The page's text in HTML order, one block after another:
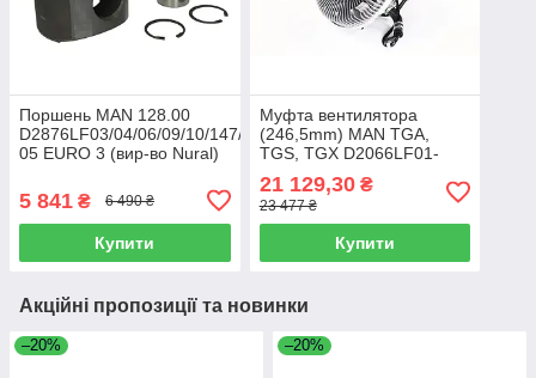
Поршень MAN 128.00
D2876LF03/04/06/09/10/147/17LOH02-
05 EURO 3 (вир-во Nural)
5 841 ₴ 6 490 ₴
Купити
Муфта вентилятора
(246,5mm) MAN TGA,
TGS, TGX D2066LF01-
Nissens) 86024
21 129,30₴
23 477 ₴
Купити
Акційні пропозиції та новинки
–20% –20%